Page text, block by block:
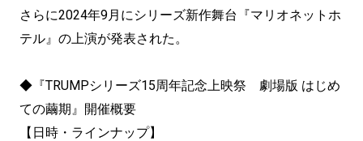
さらに2024年9月にシリーズ新作舞台『マリオネットホ
テル』の上演が発表された。
◆『TRUMPシリーズ15周年記念上映祭 劇場版 はじめ
ての繭期』開催概要
【日時・ラインナップ】